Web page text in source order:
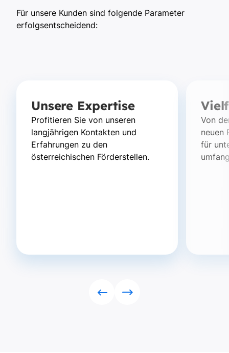
Für unsere Kunden sind folgende Parameter
erfolgsentscheidend:
Unsere Expertise
Profitieren Sie von unseren
langjährigen Kontakten und
Erfahrungen zu den
österreichischen Förderstellen.
Von
neuen
für
RückwärtsVorwärts